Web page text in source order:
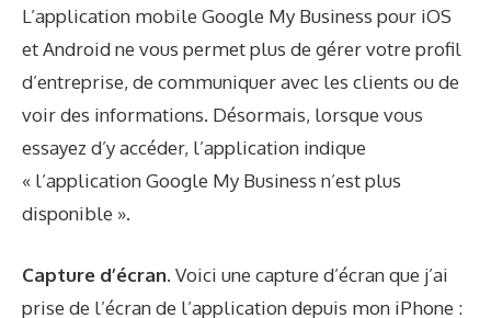
L’application mobile Google My Business pour iOS
et Android ne vous permet plus de gérer votre profil
d’entreprise, de communiquer avec les clients ou de
voir des informations. Désormais, lorsque vous
essayez d’y accéder, l’application indique
« l’application Google My Business n’est plus
disponible ».
Capture d’écran. Voici une capture d’écran que j’ai
prise de l’écran de l’application depuis mon iPhone :